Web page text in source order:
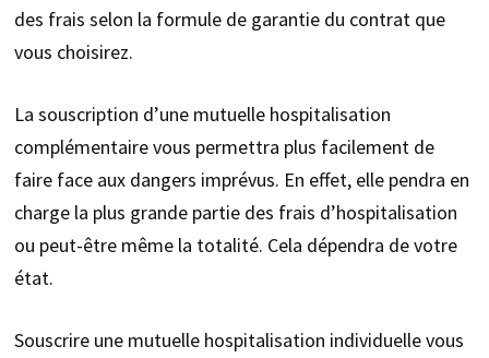
des frais selon la formule de garantie du contrat que
vous choisirez.
La souscription d’une mutuelle hospitalisation
complémentaire vous permettra plus facilement de
faire face aux dangers imprévus. En effet, elle pendra en
charge la plus grande partie des frais d’hospitalisation
ou peut-être même la totalité. Cela dépendra de votre
état.
Souscrire une mutuelle hospitalisation individuelle vous